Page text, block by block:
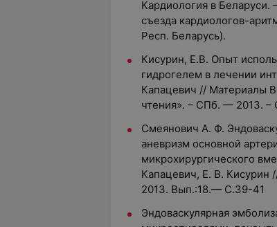
Кардиология в
съезда кардиологов-
Респ. Беларусь).
Кисурин, Е.В. Опыт
гидрогелем в лечении
Капацевич // Материалы
чтения». – СПб. — 2013. –
Смеянович А. Ф.
аневризм основной
микрохирургического
Капацевич, Е. В.
2013. Вып.:18.— С.39-41
Эндоваскулярная